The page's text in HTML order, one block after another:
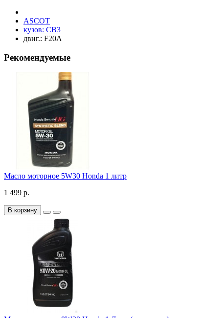
ASCOT
кузов: CB3
двиг.: F20A
Рекомендуемые
Масло моторное 5W30 Honda 1 литр
1 499 р.
В корзину